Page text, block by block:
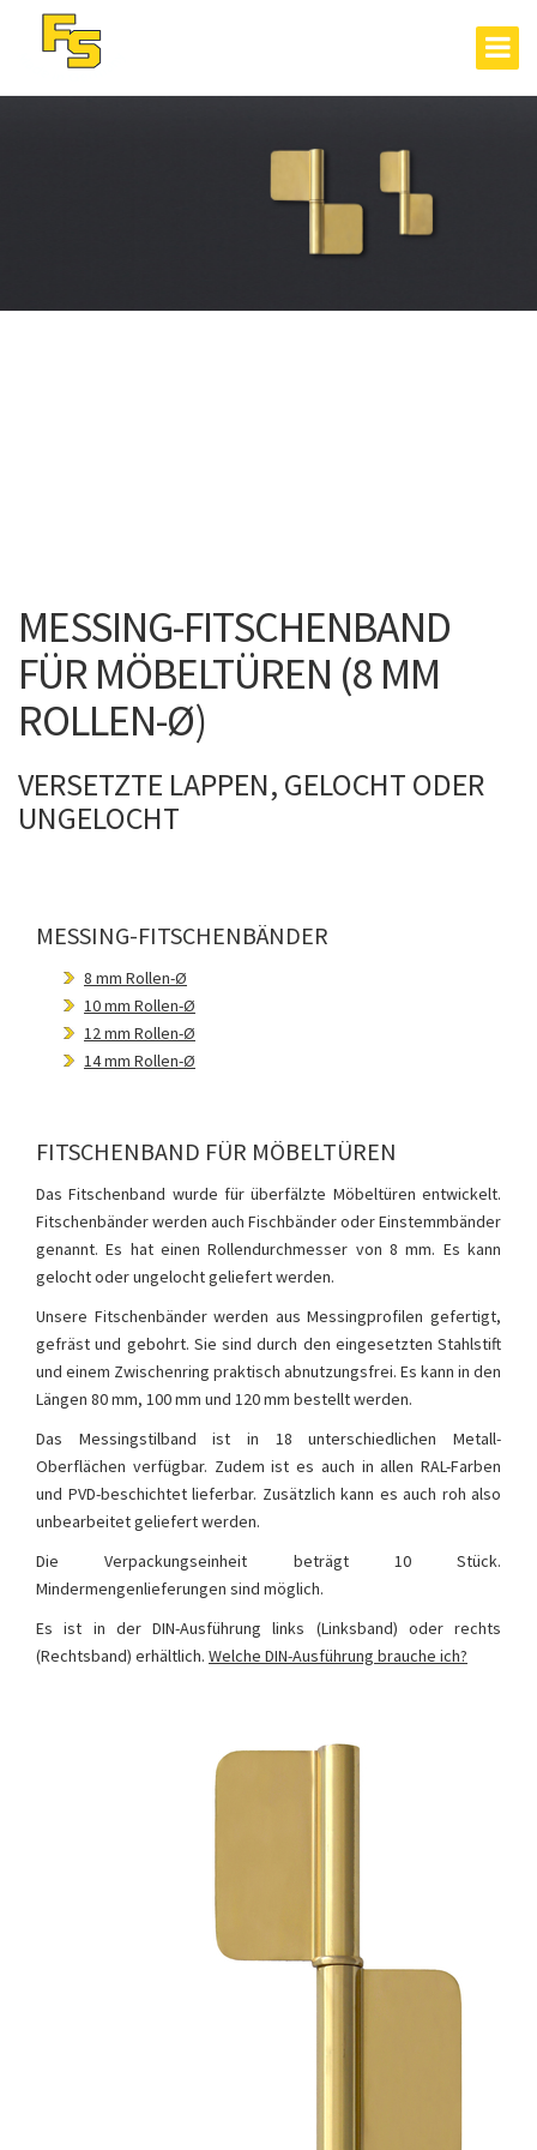
MESSING-FITSCHENBAND
FÜR MÖBELTÜREN (8 MM
ROLLEN-Ø)
VERSETZTE LAPPEN, GELOCHT ODER
UNGELOCHT
MESSING-FITSCHENBÄNDER
8 mm Rollen-Ø
10 mm Rollen-Ø
12 mm Rollen-Ø
14 mm Rollen-Ø
FITSCHENBAND FÜR MÖBELTÜREN
Das Fitschenband wurde für überfälzte Möbeltüren entwickelt.
Fitschenbänder werden auch Fischbänder oder Einstemmbänder
genannt. Es hat einen Rollendurchmesser von 8 mm. Es kann
gelocht oder ungelocht geliefert werden.
Unsere Fitschenbänder werden aus Messingprofilen gefertigt,
gefräst und gebohrt. Sie sind durch den eingesetzten Stahlstift
und einem Zwischenring praktisch abnutzungsfrei. Es kann in den
Längen 80 mm, 100 mm und 120 mm bestellt werden.
Das Messingstilband ist in 18 unterschiedlichen Metall-
Oberflächen verfügbar. Zudem ist es auch in allen RAL-Farben
und PVD-beschichtet lieferbar. Zusätzlich kann es auch roh also
unbearbeitet geliefert werden.
Die Verpackungseinheit beträgt 10 Stück.
Mindermengenlieferungen sind möglich.
Es ist in der DIN-Ausführung links (Linksband) oder rechts
(Rechtsband) erhältlich. Welche DIN-Ausführung brauche ich?